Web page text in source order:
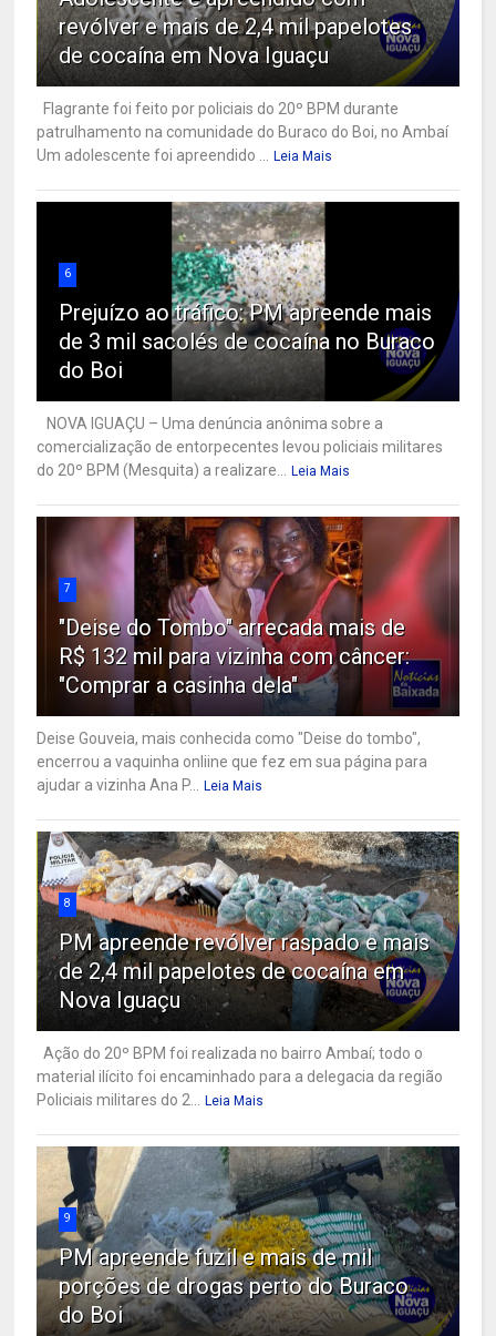
revólver e mais de 2,4 mil papelotes
de cocaína em Nova Iguaçu
Flagrante foi feito por policiais do 20º BPM durante
patrulhamento na comunidade do Buraco do Boi, no Ambaí
Um adolescente foi apreendido ...
Leia Mais
6
Prejuízo ao tráfico: PM apreende mais
de 3 mil sacolés de cocaína no Buraco
do Boi
NOVA IGUAÇU – Uma denúncia anônima sobre a
comercialização de entorpecentes levou policiais militares
do 20º BPM (Mesquita) a realizare...
Leia Mais
7
"Deise do Tombo" arrecada mais de
R$ 132 mil para vizinha com câncer:
"Comprar a casinha dela"
Deise Gouveia, mais conhecida como "Deise do tombo",
encerrou a vaquinha onliine que fez em sua página para
ajudar a vizinha Ana P...
Leia Mais
8
PM apreende revólver raspado e mais
de 2,4 mil papelotes de cocaína em
Nova Iguaçu
Ação do 20º BPM foi realizada no bairro Ambaí; todo o
material ilícito foi encaminhado para a delegacia da região
Policiais militares do 2...
Leia Mais
9
PM apreende fuzil e mais de mil
porções de drogas perto do Buraco
do Boi